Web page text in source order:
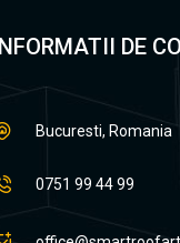
INFORMATII DE
Bucuresti, Romania
0751 99 44 99